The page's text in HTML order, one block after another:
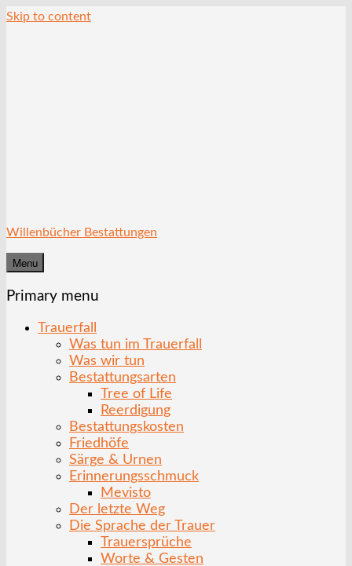
Skip to content
Willenbücher Bestattungen
Menu
Primary menu
Trauerfall
Was tun im Trauerfall
Was wir tun
Bestattungsarten
Tree of Life
Reerdigung
Bestattungskosten
Friedhöfe
Särge & Urnen
Erinnerungsschmuck
Mevisto
Der letzte Weg
Die Sprache der Trauer
Trauersprüche
Worte & Gesten